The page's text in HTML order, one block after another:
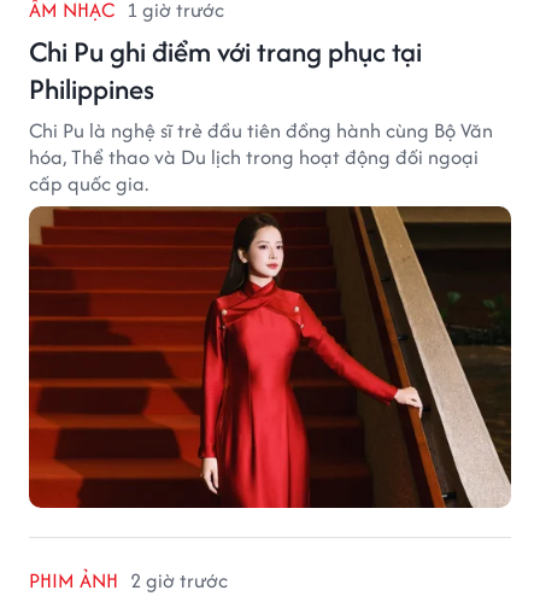
ÂM NHẠC 1 giờ trước
Chi Pu ghi điểm với trang phục tại
Philippines
Chi Pu là nghệ sĩ trẻ đầu tiên đồng hành cùng Bộ Văn
hóa, Thể thao và Du lịch trong hoạt động đối ngoại
cấp quốc gia.
PHIM ẢNH 2 giờ trước